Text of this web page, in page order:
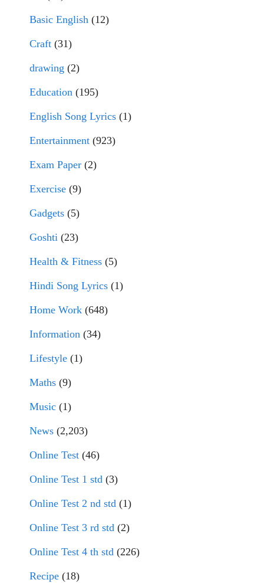
Basic English (12)
Craft (31)
drawing (2)
Education (195)
English Song Lyrics (1)
Entertainment (923)
Exam Paper (2)
Exercise (9)
Gadgets (5)
Goshti (23)
Health & Fitness (5)
Hindi Song Lyrics (1)
Home Work (648)
Information (34)
Lifestyle (1)
Maths (9)
Music (1)
News (2,203)
Online Test (46)
Online Test 1 std (3)
Online Test 2 nd std (1)
Online Test 3 rd std (2)
Online Test 4 th std (226)
Recipe (18)